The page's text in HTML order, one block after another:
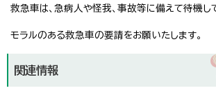
救急車は、急病人や怪我、事故等に備えて待機し
モラルのある救急車の要請をお願いたします。
関連情報